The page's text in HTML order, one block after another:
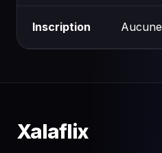
Inscription Aucune
Xalaflix